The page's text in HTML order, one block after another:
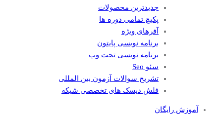
جدیدترین محصولات
پکیچ تمامی دوره ها
آفرهای ویژه
برنامه نویسی پایتون
برنامه نویسی تحت وب
سئو Seo
تشریح سوالات آزمون بین المللی
فلش دیسک های تخصصی شبکه
آموزش رایگان